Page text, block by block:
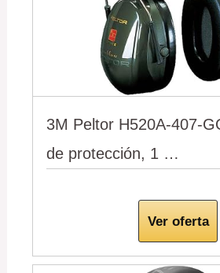
3M Peltor H520A-407-
de protección, 1 …
Ver oferta